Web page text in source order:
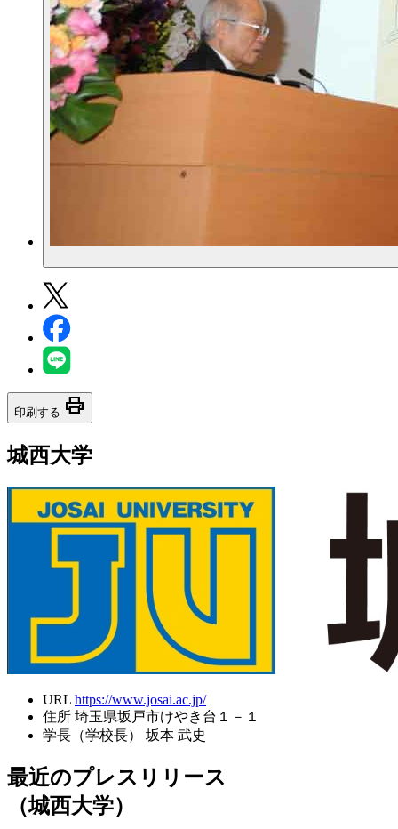
印刷する print
城西大学
URL https://www.josai.ac.jp/
住所 埼玉県坂戸市けやき台１－１
学長（学校長）
坂本 武史
最近のプレスリリース
（城西大学）